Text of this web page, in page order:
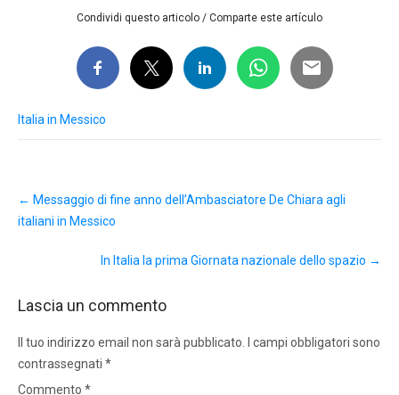
Condividi questo articolo / Comparte este artículo
Italia in Messico
navigation
← Messaggio di fine anno dell’Ambasciatore De Chiara agli
italiani in Messico
In Italia la prima Giornata nazionale dello spazio →
Lascia un commento
Il tuo indirizzo email non sarà pubblicato.
I campi obbligatori sono
contrassegnati *
Commento *